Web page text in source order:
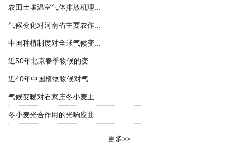
及微平台运行提示
2020-10-20
《中国农业气象》征订启事
2019-04-16
《中国农业气象》入选世界学术
期刊学术影响力前25%期刊
2019-01-16
2016-07-20
农田土壤温室气体排放机理...
气候变化对河南省主要农作...
中国种植制度对全球气候变...
近50年北京春季物候的变...
近40年中国植物物候对气...
气候变暖对石家庄冬小麦主...
冬小麦光合作用的光响应曲...
更多>>